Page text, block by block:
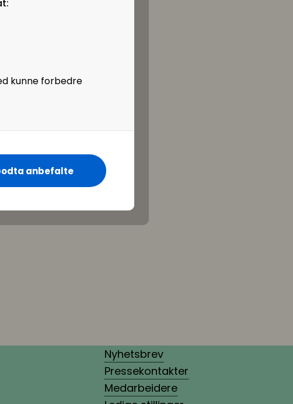
kunne forbedre
anbefalte
Nyhetsbrev
Pressekontakter
Medarbeidere